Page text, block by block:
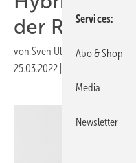
der
von Sven Ullrich
25.03.2022
Services
Abo & Shop
Media
Newsletter